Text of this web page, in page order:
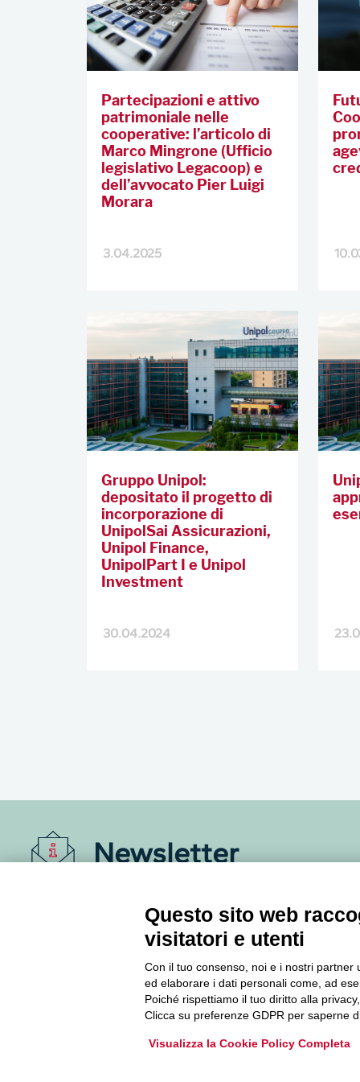
Partecipazioni e attivo
patrimoniale nelle
cooperative: l’articolo di
Marco Mingrone (Ufficio
legislativo Legacoop) e
dell’avvocato Pier Luigi
Morara
3.04.2025
Gruppo Unipol:
depositato il progetto di
incorporazione di
UnipolSai Assicurazioni,
Unipol Finance,
UnipolPart I e Unipol
Investment
30.04.2024
Newsletter
Informazioni per restare sempre aggiornati sul
mondo della cooperazione.
Archivio Newsletter
Questo sito web
visitatori e utenti
Con il tuo consenso, noi e i nostri
ed elaborare i dati personali come, ad
Poiché rispettiamo il tuo diritto alla
Clicca su preferenze GDPR per saperne
Visualizza la Cookie Policy Completa